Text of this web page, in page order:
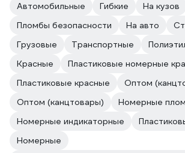
Автомобильные
Гибкие
На кузов
Пломбы безопасности
На авто
Грузовые
Транспортные
Красные
Пластиковые номерные
Пластиковые красные
Оптом
Оптом (канцтовары)
Номерные
Номерные индикаторные
Номерные